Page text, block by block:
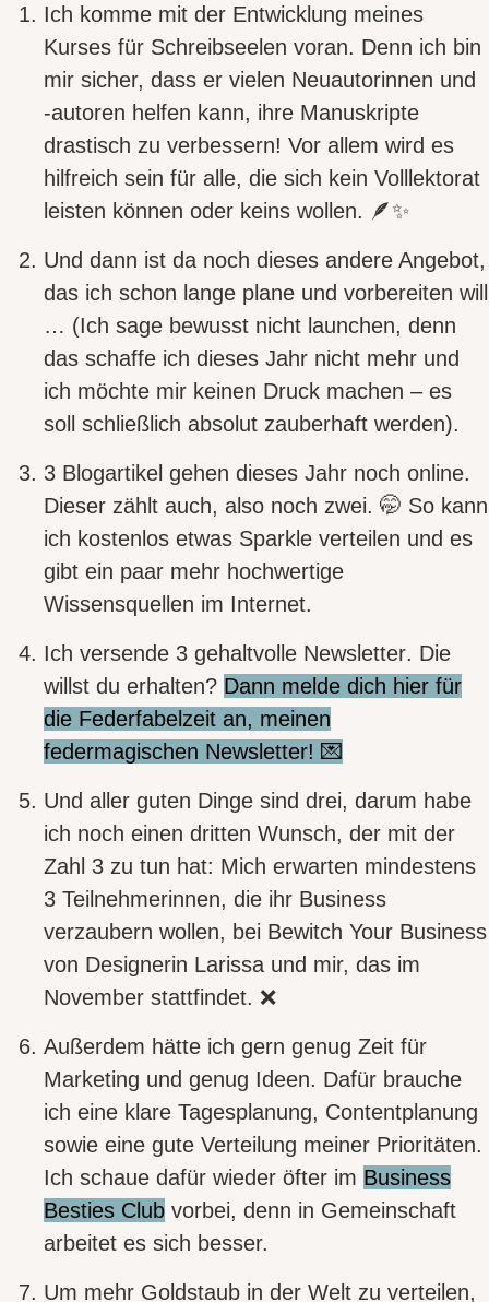
Ich komme mit der Entwicklung meines
Kurses für Schreibseelen voran. Denn ich bin
mir sicher, dass er vielen Neuautorinnen und
-autoren helfen kann, ihre Manuskripte
drastisch zu verbessern! Vor allem wird es
hilfreich sein für alle, die sich kein Volllektorat
leisten können oder keins wollen. 🪶✨
Und dann ist da noch dieses andere Angebot,
das ich schon lange plane und vorbereiten will
… (Ich sage bewusst nicht launchen, denn
das schaffe ich dieses Jahr nicht mehr und
ich möchte mir keinen Druck machen – es
soll schließlich absolut zauberhaft werden).
3 Blogartikel gehen dieses Jahr noch online.
Dieser zählt auch, also noch zwei. 🤭 So kann
ich kostenlos etwas Sparkle verteilen und es
gibt ein paar mehr hochwertige
Wissensquellen im Internet.
Ich versende 3 gehaltvolle Newsletter. Die
willst du erhalten? Dann melde dich hier für
die Federfabelzeit an, meinen
federmagischen Newsletter! 💌
Und aller guten Dinge sind drei, darum habe
ich noch einen dritten Wunsch, der mit der
Zahl 3 zu tun hat: Mich erwarten mindestens
3 Teilnehmerinnen, die ihr Business
verzaubern wollen, bei Bewitch Your Business
von Designerin Larissa und mir, das im
November stattfindet. ❌
Außerdem hätte ich gern genug Zeit für
Marketing und genug Ideen. Dafür brauche
ich eine klare Tagesplanung, Contentplanung
sowie eine gute Verteilung meiner Prioritäten.
Ich schaue dafür wieder öfter im Business
Besties Club vorbei, denn in Gemeinschaft
arbeitet es sich besser.
Um mehr Goldstaub in der Welt zu verteilen,